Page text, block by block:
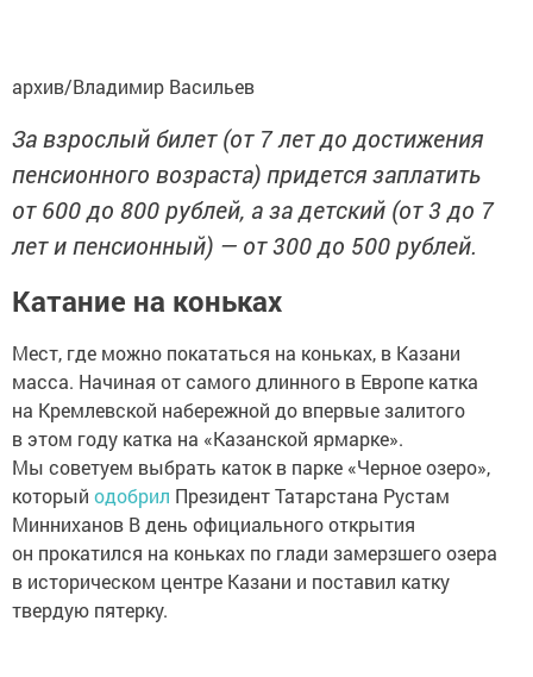
архив/Владимир Васильев
За взрослый билет (от 7 лет до достижения
пенсионного возраста) придется заплатить
от 600 до 800 рублей, а за детский (от 3 до 7
лет и пенсионный) — от 300 до 500 рублей.
Катание на коньках
Мест, где можно покататься на коньках, в Казани
масса. Начиная от самого длинного в Европе катка
на Кремлевской набережной до впервые залитого
в этом году катка на «Казанской ярмарке».
Мы советуем выбрать каток в парке «Черное озеро»,
который одобрил Президент Татарстана Рустам
Минниханов В день официального открытия
он прокатился на коньках по глади замерзшего озера
в историческом центре Казани и поставил катку
твердую пятерку.